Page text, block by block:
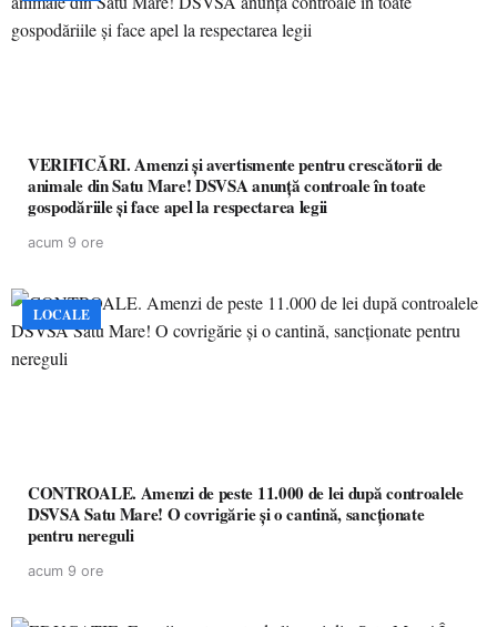
VERIFICĂRI. Amenzi și avertismente pentru crescătorii de
animale din Satu Mare! DSVSA anunță controale în toate
gospodăriile și face apel la respectarea legii
acum 9 ore
LOCALE
CONTROALE. Amenzi de peste 11.000 de lei după controalele
DSVSA Satu Mare! O covrigărie și o cantină, sancționate
pentru nereguli
acum 9 ore